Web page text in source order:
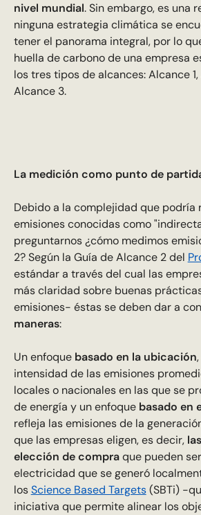
nivel mundial. Sin embargo, es una
ninguna estrategia climática se
tener el panorama integral, por lo
huella de carbono de una empresa
los tres tipos de alcances: Alcance
Alcance 3.
La medición como punto de
Debido a la complejidad que podría
emisiones conocidas como
preguntarnos ¿cómo medimos
2? Según la Guía de Alcance 2 del
estándar a través del cual las
más claridad sobre buenas
emisiones- éstas se deben dar a
maneras:
Un enfoque basado en la ubicación
intensidad de las emisiones
locales o nacionales en las que se
de energía y un enfoque basado en
refleja las emisiones de la
que las empresas eligen, es decir,
elección de compraque pueden
electricidad que se generó
losScience Based Targets(SBTi) -
iniciativa que permite alinear los